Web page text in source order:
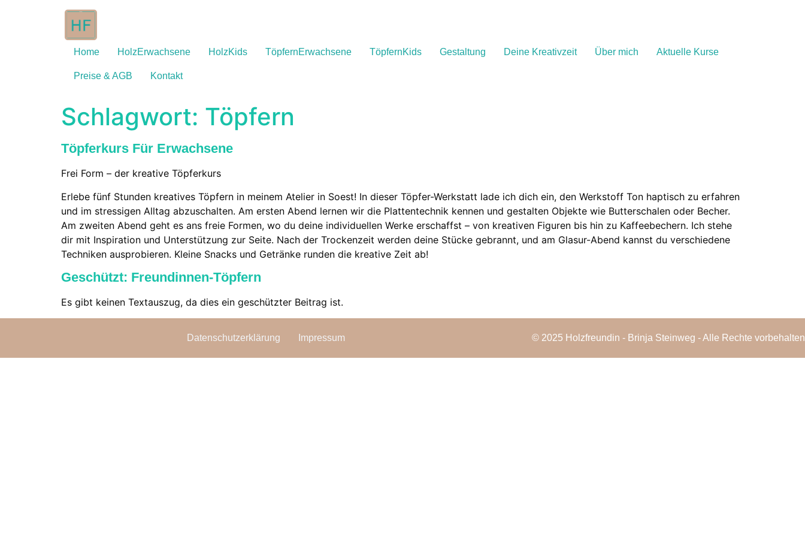
Home HolzErwachsene HolzKids TöpfernErwachsene TöpfernKids Gestaltung Deine Kreativzeit Über mich Aktuelle Kurse
Preise & AGB Kontakt
Schlagwort: Töpfern
Töpferkurs Für Erwachsene
Frei Form – der kreative Töpferkurs
Erlebe fünf Stunden kreatives Töpfern in meinem Atelier in Soest! In dieser Töpfer-Werkstatt lade ich dich ein, den Werkstoff Ton haptisch zu erfahren
und im stressigen Alltag abzuschalten. Am ersten Abend lernen wir die Plattentechnik kennen und gestalten Objekte wie Butterschalen oder Becher.
Am zweiten Abend geht es ans freie Formen, wo du deine individuellen Werke erschaffst – von kreativen Figuren bis hin zu Kaffeebechern. Ich stehe
dir mit Inspiration und Unterstützung zur Seite. Nach der Trockenzeit werden deine Stücke gebrannt, und am Glasur-Abend kannst du verschiedene
Techniken ausprobieren. Kleine Snacks und Getränke runden die kreative Zeit ab!
Geschützt: Freundinnen-Töpfern
Es gibt keinen Textauszug, da dies ein geschützter Beitrag ist.
Datenschutzerklärung Impressum © 2025 Holzfreundin - Brinja Steinweg - Alle Rechte vorbehalten